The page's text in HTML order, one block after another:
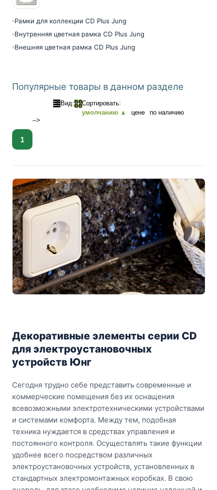
Рамки для коллекции CD Plus Jung
Внутренняя цветная рамка CD Plus Jung
Внешняя цветная рамка CD Plus Jung
Популярные товары в данном разделе
Сортировать:
умолчанию ▲
цене по наличию
Вид:
1
-->
Декоративные элементы серии CD
для электроустановочных
устройств Юнг
Сегодня трудно себе представить современные и
коммерческие помещения без их оснащения
всевозможными электротехническими устройствами
и системами комфорта. Между тем, подобная
техника нуждается в средствах управления и
постоянного контроля. Осуществлять такие функции
удобнее всего посредством различных
электроустановочных устройств, установленных в
стандартных электромонтажных коробках. В свою